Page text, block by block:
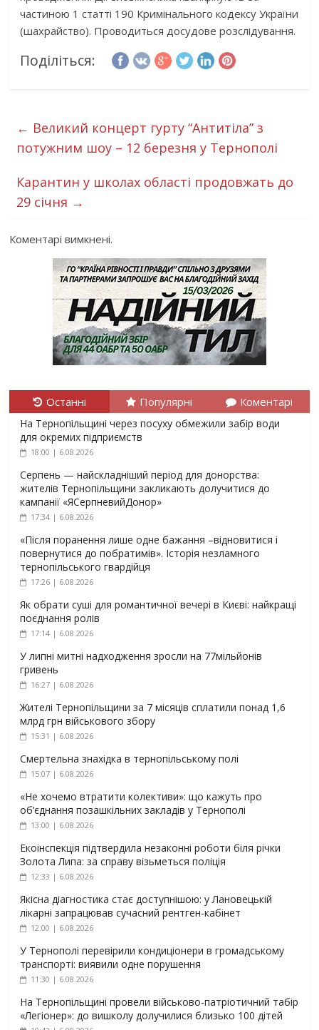
частиною 1 статті 190 Кримінального кодексу України
(шахрайство). Проводиться досудове розслідування.
Поділіться:
← Великий концерт гурту “Антитіла” з
потужним шоу – 12 березня у Тернополі
Карантин у школах області продовжать до
29 січня →
Коментарі вимкнені.
Останні Популярні Коментарі
На Тернопільщині через посуху обмежили забір води
для окремих підприємств
18:00 | 6.08.2026
Серпень — найскладніший період для донорства:
жителів Тернопільщини закликають долучитися до
кампанії «ЯСерпневийДонор»
17:34 | 6.08.2026
«Після поранення лише одне бажання –відновитися і
повернутися до побратимів». Історія незламного
тернопільського гвардійця
17:26 | 6.08.2026
Як обрати суші для романтичної вечері в Києві: найкращі
поєднання ролів
17:14 | 6.08.2026
У липні митні надходження зросли на 77мільйонів
гривень
16:27 | 6.08.2026
Жителі Тернопільщини за 7 місяців сплатили понад 1,6
млрд грн військового збору
15:31 | 6.08.2026
Смертельна знахідка в тернопільському полі
15:07 | 6.08.2026
«Не хочемо втратити колективи»: що кажуть про
об’єднання позашкільних закладів у Тернополі
13:00 | 6.08.2026
Екоінспекція підтвердила незаконні роботи біля річки
Золота Липа: за справу візьметься поліція
12:33 | 6.08.2026
Якісна діагностика стає доступнішою: у Лановецькій
лікарні запрацював сучасний рентген-кабінет
12:00 | 6.08.2026
У Тернополі перевірили кондиціонери в громадському
транспорті: виявили одне порушення
11:30 | 6.08.2026
На Тернопільщині провели військово-патріотичний табір
«Легіонер»: до вишколу долучилися близько 100 дітей